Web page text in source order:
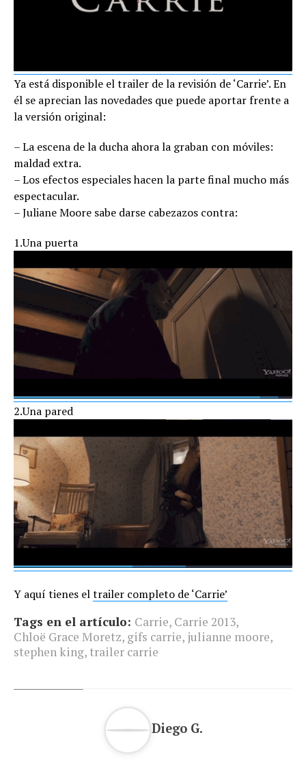
Ya está disponible el trailer de la revisión de ‘Carrie’. En
él se aprecian las novedades que puede aportar frente a
la versión original:
– La escena de la ducha ahora la graban con móviles:
maldad extra.
– Los efectos especiales hacen la parte final mucho más
espectacular.
– Juliane Moore sabe darse cabezazos contra:
1.Una puerta
2.Una pared
Y aquí tienes eltrailer completo de ‘Carrie’
Tags en el artículo: Carrie, Carrie 2013,
Chloë Grace Moretz, gifs carrie, julianne moore,
stephen king, trailer carrie
Diego G.